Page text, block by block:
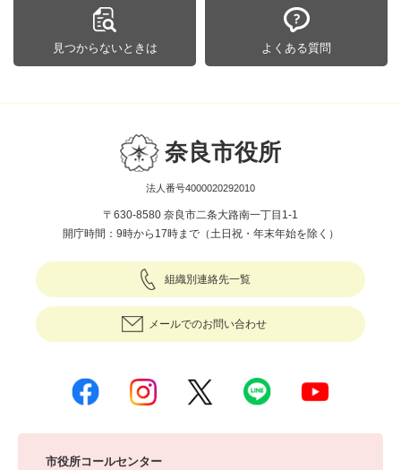
見つからないときは よくある質問
奈良市役所
法人番号4000020292010
〒630-8580 奈良市二条大路南一丁目1-1
開庁時間：9時から17時まで（土日祝・年末年始を除く）
組織別連絡先一覧
メールでのお問い合わせ
市役所コールセンター